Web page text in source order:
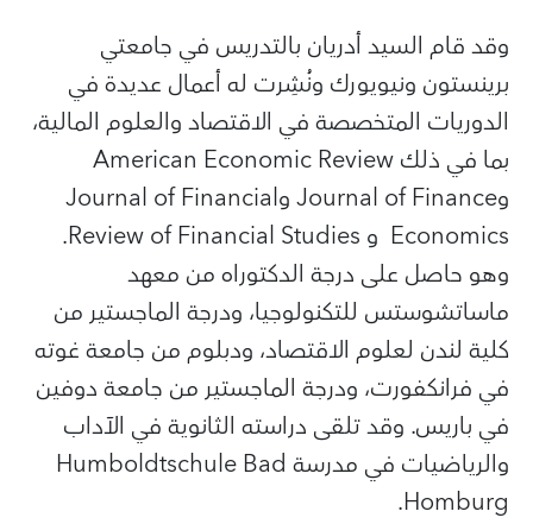
وقد قام السيد أدريان بالتدريس في جامعتي
برينستون ونيويورك ونُشِرت له أعمال عديدة في
الدوريات المتخصصة في الاقتصاد والعلوم المالية،
بما في ذلكAmerican Economic Review
وJournal of FinanceوJournal of Financial
Economics و Review of Financial Studies
.
وهو حاصل على درجة الدكتوراه من معهد
ماساتشوستس للتكنولوجيا، ودرجة الماجستير من
كلية لندن لعلوم الاقتصاد، ودبلوم من جامعة غوته
في فرانكفورت، ودرجة الماجستير من جامعة دوفين
في باريس. وقد تلقى دراسته الثانوية في الآداب
والرياضيات في مدرسة Humboldtschule Bad
Homburg
.